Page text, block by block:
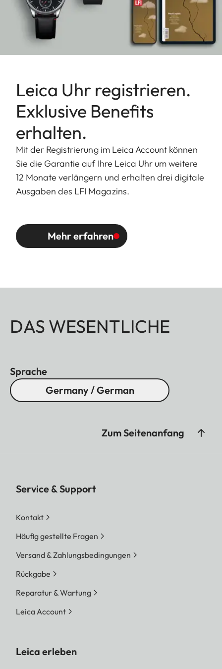
Leica Uhr registrieren.
Exklusive Benefits
erhalten.
Mit der Registrierung im Leica Account können
Sie die Garantie auf Ihre Leica Uhr um weitere
12 Monate verlängern und erhalten drei digitale
Ausgaben des LFI Magazins.
Mehr erfahren
DAS WESENTLICHE
Sprache
Germany / German
Zum Seitenanfang
Service & Support
Kontakt
Häufig gestellte Fragen
Versand & Zahlungsbedingungen
Rückgabe
Reparatur & Wartung
Leica Account
Leica erleben